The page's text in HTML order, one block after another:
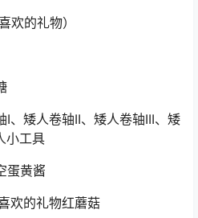
欢的礼物）
、矮人卷轴II、矮人卷轴III、矮
小工具
蛋黄酱
欢的礼物红蘑菇